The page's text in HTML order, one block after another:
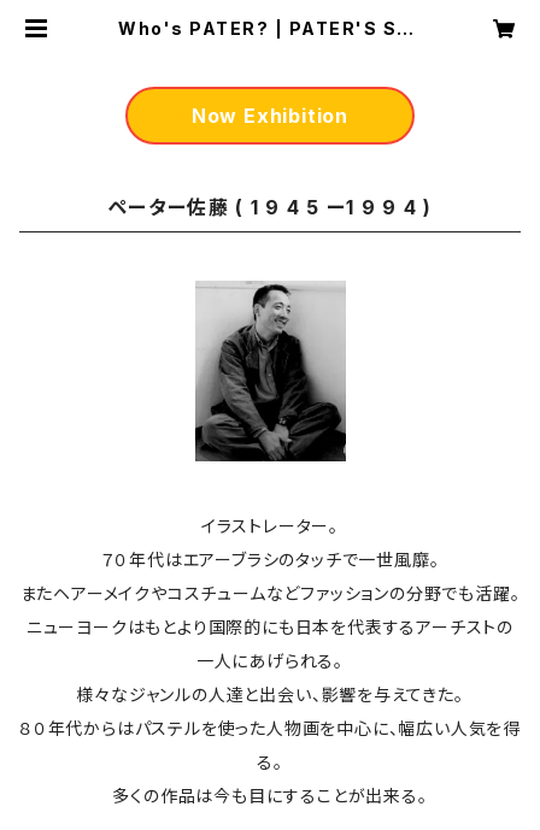
Who's PATER? | PATER'S Sho
Now Exhibition
ペーター佐藤 ( 1 9 4 5 ー1 9 9 4 )
イラストレーター。
７０年代はエアーブラシのタッチで一世風靡。
またヘアーメイクやコスチュームなどファッションの分野でも活躍。
ニューヨークはもとより国際的にも日本を代表するアーチストの
一人にあげられる。
様々なジャンルの人達と出会い、影響を与えてきた。
８０年代からはパステルを使った人物画を中心に、幅広い人気を得
る。
多くの作品は今も目にすることが出来る。